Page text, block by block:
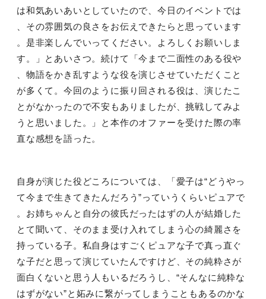
は和気あいあいとしていたので、今日のイベントでは
、その雰囲気の良さをお伝えできたらと思っています
。是非楽しんでいってください。よろしくお願いしま
す。」とあいさつ。続けて「今まで二面性のある役や
、物語をかき乱すような役を演じさせていただくこと
が多くて。今回のように振り回される役は、演じたこ
とがなかったので不安もありましたが、挑戦してみよ
うと思いました。」と本作のオファーを受けた際の率
直な感想を語った。
自身が演じた役どころについては、「愛子は“どうやっ
て今まで生きてきたんだろう”っていうくらいピュアで
。お姉ちゃんと自分の彼氏だったはずの人が結婚した
とて聞いて、そのまま受け入れてしまう心の綺麗さを
持っている子。私自身はすごくピュアな子で真っ直ぐ
な子だと思って演じていたんですけど、その純粋さが
面白くないと思う人もいるだろうし、“そんなに純粋な
はずがない”と妬みに繋がってしまうこともあるのかな